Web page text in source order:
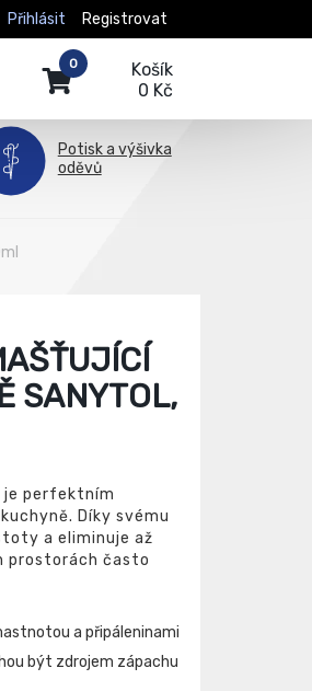
Registrovat
Přihlásit
Košík
0 Kč
0
Potisk a výšivka
oděvů
SANYTOL,
je perfektním
Díky svému
a eliminuje až
prostorách často
a připáleninami
být zdrojem zápachu